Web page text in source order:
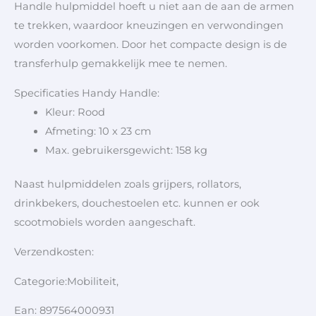
Handle hulpmiddel hoeft u niet aan de aan de armen
te trekken, waardoor kneuzingen en verwondingen
worden voorkomen. Door het compacte design is de
transferhulp gemakkelijk mee te nemen.
Specificaties Handy Handle:
Kleur: Rood
Afmeting: 10 x 23 cm
Max. gebruikersgewicht: 158 kg
Naast hulpmiddelen zoals grijpers, rollators,
drinkbekers, douchestoelen etc. kunnen er ook
scootmobiels worden aangeschaft.
Verzendkosten:
Categorie:Mobiliteit,
Ean: 897564000931